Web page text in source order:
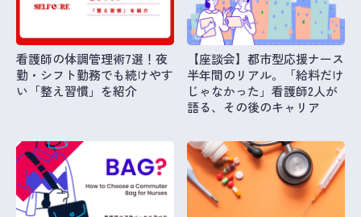
看護師の体調管理術7選！夜
勤・シフト勤務でも続けやす
い「整え習慣」を紹介
【座談会】都市型応援ナース
半年間のリアル。「給料だけ
じゃなかった」看護師2人が
語る、その後のキャリア